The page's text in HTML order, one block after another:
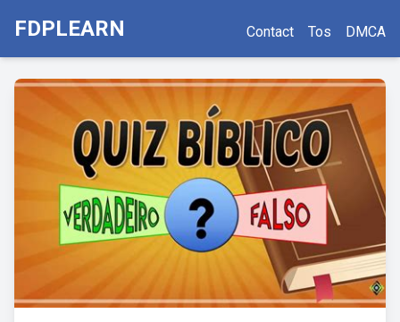
FDPLEARN Contact Tos DMCA